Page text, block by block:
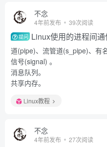
不念
4年前发布 39次阅读
提问 Linux使用的进程间通
道(pipe)、流管道(s_pipe)、有
信号(signal) 。
消息队列。
共享内存。
Linux教程
不念
4年前发布 27次阅读